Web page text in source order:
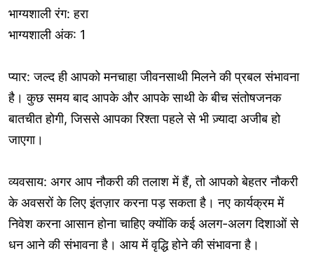
भाग्यशाली रंग: हरा
भाग्यशाली अंक: 1
प्यार: जल्द ही आपको मनचाहा जीवनसाथी मिलने की प्रबल संभावना
है। कुछ समय बाद आपके और आपके साथी के बीच संतोषजनक
बातचीत होगी, जिससे आपका रिश्ता पहले से भी ज़्यादा अजीब हो
जाएगा।
व्यवसाय: अगर आप नौकरी की तलाश में हैं, तो आपको बेहतर नौकरी
के अवसरों के लिए इंतज़ार करना पड़ सकता है। नए कार्यक्रम में
निवेश करना आसान होना चाहिए क्योंकि कई अलग-अलग दिशाओं से
धन आने की संभावना है। आय में वृद्धि होने की संभावना है।